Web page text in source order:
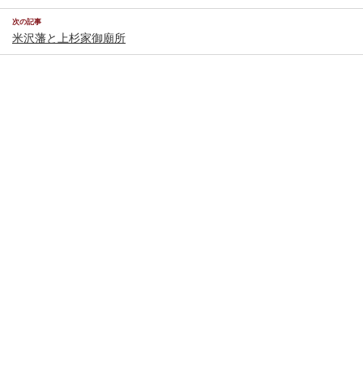
次の記事
米沢藩と上杉家御廟所